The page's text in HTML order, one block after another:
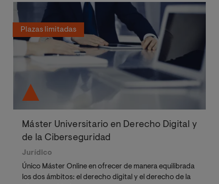
Plazas limitadas
Máster Universitario en Derecho Digital y
de la Ciberseguridad
Jurídico
Único Máster Online en ofrecer de manera equilibrada
los dos ámbitos: el derecho digital y el derecho de la